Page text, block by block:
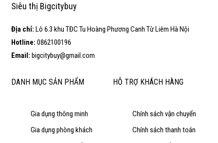
DANH MỤC SẢN PHẨM
Gia dụng thông minh
Gia dụng phòng khách
HỖ TRỢ KHÁCH HÀNG
Chính sách vận chuyển
Chính sách thanh toán
Siêu thị Bigcitybuy
Email: bigcitybuy@gmail.com
Địa chỉ: Lô 6.3 khu TĐC Tu Hoàng Phương Canh Từ Liêm Hà Nội
Hotline: 0862100196